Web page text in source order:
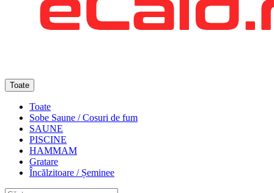
Toate
Toate
Sobe Saune / Cosuri de fum
SAUNE
PISCINE
HAMMAM
Gratare
Încălzitoare / Șeminee